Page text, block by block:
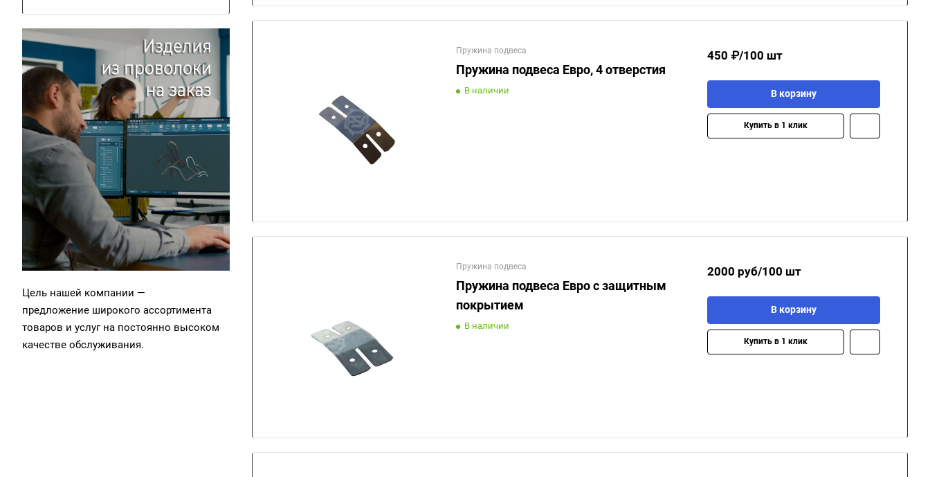
Пружина подвеса
Пружина подвеса Евро, 4 отверстия
В наличии
450 ₽/100 шт
В корзину
Купить в 1 клик
Пружина подвеса
Пружина подвеса Евро с защитным
покрытием
В наличии
2000 руб/100 шт
В корзину
Купить в 1 клик
Цель нашей компании —
предложение широкого ассортимента
товаров и услуг на постоянно высоком
качестве обслуживания.